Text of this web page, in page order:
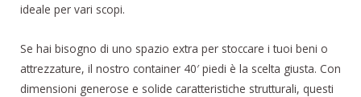
ideale per vari scopi.
Se hai bisogno di uno spazio extra per stoccare i tuoi beni o
attrezzature, il nostro container 40′ piedi è la scelta giusta. Con
dimensioni generose e solide caratteristiche strutturali, questi